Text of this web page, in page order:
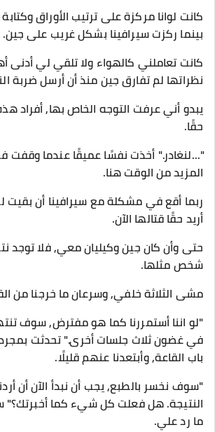
كانت لوانا مركزة على ترتيب الأوراق
بينما ركزت سيرافينا بشكل غريب على جين.
كانت تعاملني كالهواء ولا تلقي لي أدنى
نظراتها لم تفارق جين منذ أن أرسل ضربة
يبدو أني عرفت التوجه الخاص بها, أفراد
حقًا.
"...لنغادر." أخذت نفسًا عميقًا عندما وقفت
المزيد من الوقت هنا.
ربما أقع في مشكلة مع سيرافينا أن بقيت
أريد حقًا قتالها الآن.
حتى وأن كان جين وكيليان معي, فلا توجد
شخص مثلها.
مشى الثلاثة خلفي, وسرعان ما خرجنا من
"لو اننا أستمررنا كما هو مفترض, سوف
في غضون ثلاث جلسات أخرى." تحدثت بمجرد
باب القاعة, وأبتعدنا عنهم قليلًا.
"سوف نخسر بالطبع, يجب أن نبدأ الآن أن
النتيجة. هل فعلت كل شيء كما أخبرتك؟"
ما رد علي.